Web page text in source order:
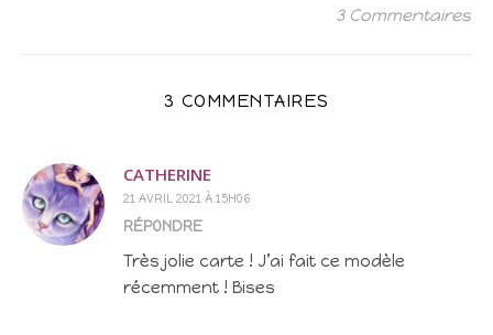
3 Commentaires
3 COMMENTAIRES
CATHERINE
21 AVRIL 2021 À 15H06
RÉPONDRE
Très jolie carte ! J’ai fait ce modèle
récemment ! Bises